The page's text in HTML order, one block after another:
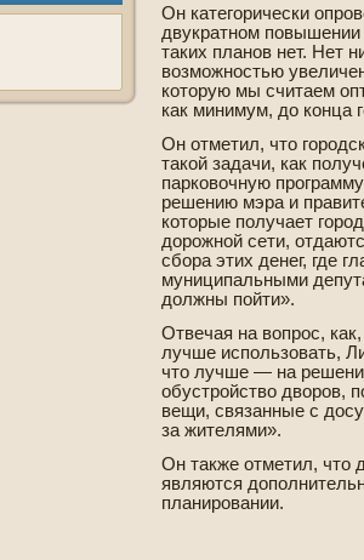
Он категорически
двукратном
таких планов нет. Нет
возможностью
которую мы считаем
как минимум, до конца
Он отметил, что
такой задачи, как
парковочную
решению мэра и
которые получает
дорожной сети,
сбора этих де­нег, где­
муниципальными
должны пойти».
Отве­чая на вопрос,
лучше использовать,
что лучше — на
обустройство дворов,
ве­щи, связанные с
за жителями».
Он также отметил, что
являются
планировании.